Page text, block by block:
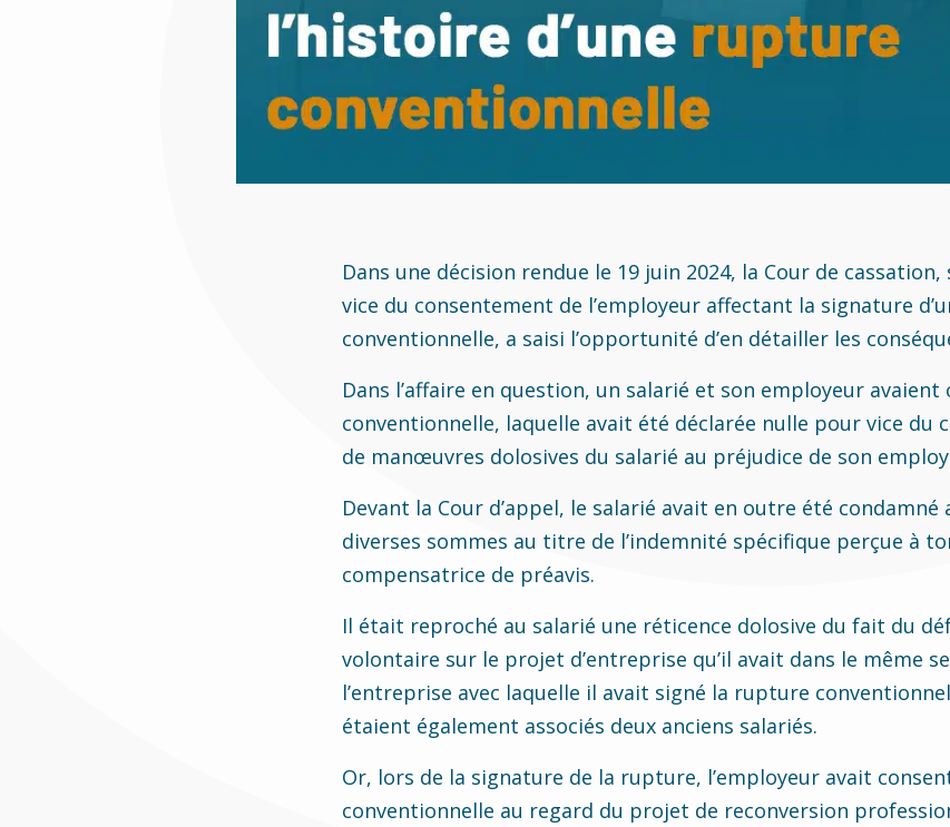
Dans une décision rendue le 19 juin 2024, la Cour de
vice du consentement de l’employeur affectant la signature
conventionnelle, a saisi l’opportunité d’en détailler les
Dans l’affaire en question, un salarié et son employeur
conventionnelle, laquelle avait été déclarée nulle pour vice du
de manœuvres dolosives du salarié au préjudice de son
Devant la Cour d’appel, le salarié avait en outre été condamné
diverses sommes au titre de l’indemnité spécifique perçue à
compensatrice de préavis.
Il était reproché au salarié une réticence dolosive du fait du
volontaire sur le projet d’entreprise qu’il avait dans le même
l’entreprise avec laquelle il avait signé la rupture
étaient également associés deux anciens salariés.
Or, lors de la signature de la rupture, l’employeur avait
conventionnelle au regard du projet de reconversion